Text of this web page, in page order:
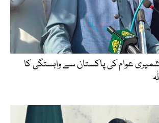
عوام کی پاکستان سے وابستگی کا